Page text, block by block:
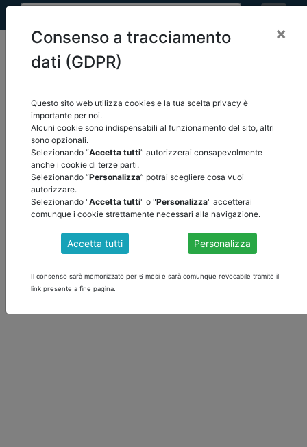
Attenzione, il contenuto è visibile solamente agli utenti registrati.
ACCEDI
Consenso a tracciamento
dati (GDPR)
×
Questo sito web utilizza cookies e la tua scelta privacy è
importante per noi.
Alcuni cookie sono indispensabili al funzionamento del sito, altri
sono opzionali.
Selezionando “Accetta tutti” autorizzerai consapevolmente
anche i cookie di terze parti.
Selezionando “Personalizza” potrai scegliere cosa vuoi
autorizzare.
Selezionando "Accetta tutti" o "Personalizza" accetterai
comunque i cookie strettamente necessari alla navigazione.
Accetta tutti Personalizza
Il consenso sarà memorizzato per 6 mesi e sarà comunque revocabile tramite il
link presente a fine pagina.